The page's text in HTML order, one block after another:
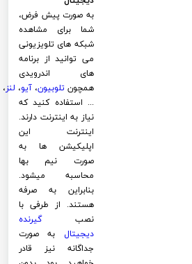
به صورت پیش فرض،
شما برای مشاهده
شبکه های تلویزیونی
می توانید از برنامه
های اندرویدی
همچون تلوبیون، آیو، لنز،
... استفاده کنید که
نیاز به اینترنت دارند.
اینترنت این
اپلیکیشن ها به
صورت نیم بها
محاسبه میشود.
بنابراین به صرفه
هستند. از طرفی با
نصبگیرنده
دیجیتال به صورت
جداگانه نیز قادر